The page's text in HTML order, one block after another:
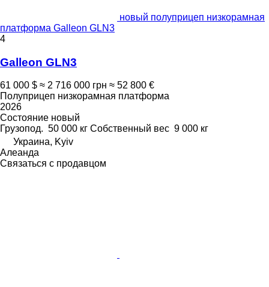
новый полуприцеп низкорамная
платформа Galleon GLN3
4
Galleon GLN3
61 000 $ ≈ 2 716 000 грн ≈ 52 800 €
Полуприцеп низкорамная платформа
2026
Состояние новый
Грузопод. 50 000 кг Собственный вес 9 000 кг
Украина, Kyiv
Алеанда
Связаться с продавцом